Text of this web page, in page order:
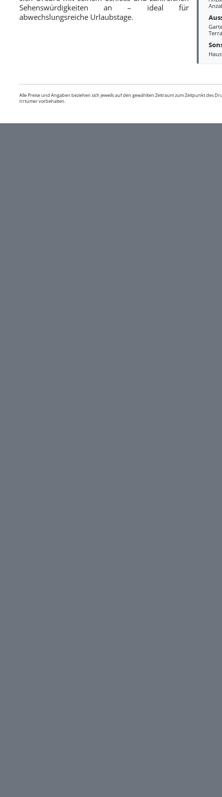
Sehenswürdigkeiten an – ideal für
abwechslungsreiche Urlaubstage.
Alle Preise und Angaben beziehen sich jeweils auf den gewählten Zeitraum zum Zeitpunkt des
Irrtümer vorbehalten.